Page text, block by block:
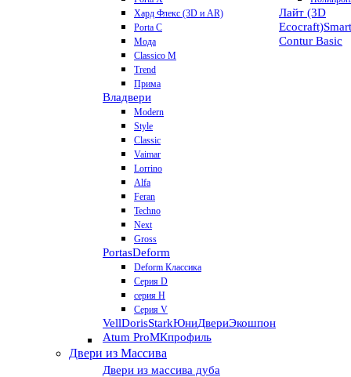
Хард Флекс (3D и AR)
Porta C
Мода
Classico M
Trend
Прима
Владвери
Modern
Style
Classic
Vaimar
Lorrino
Alfa
Feran
Techno
Next
Gross
PortasDeform
Deform Классика
Серия D
серия H
Серия V
VellDorisStarkЮниДвериЭкошпон
Atum ProМКпрофиль
Лайт (3D
Ecocraft)Smart
Contur Basic
Двери из Массива
Двери из массива дуба